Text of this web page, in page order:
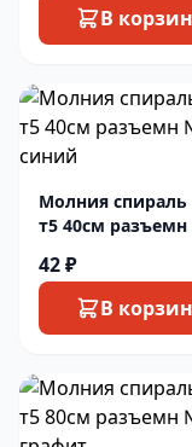
В
Молния спираль
т5 40см разъемн
42 ₽
В